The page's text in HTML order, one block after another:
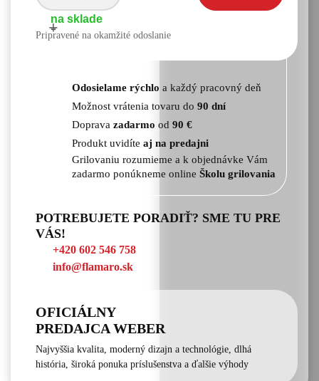
-
+
na sklade
Pripravené na okamžité odoslanie
Odosielame rýchlo a každý pracovný deň
Možnost vrátenia tovaru do 90 dní
Doprava zadarmo od 90 €
Produkt uvidíte aj na predajni
Grilovaniu rozumieme a k objednávke Vám
zadarmo ponúkneme online Školu grilovania
POTREBUJETE PORADIŤ? SME TU PRE
VÁS!
+420 602 546 758
info@flamaro.sk
OFICIÁLNY
PREDAJCA WEBER
Najvyššia kvalita, moderný dizajn a technológie, dlhá
história, široká ponuka príslušenstva a ďalšie výhody